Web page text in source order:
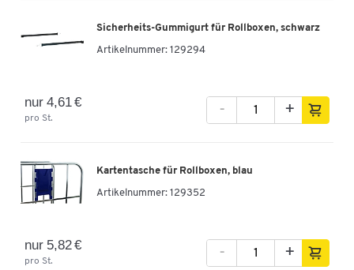
Sicherheits-Gummigurt für Rollboxen, schwarz
Artikelnummer: 129294
nur 4,61 €
pro St.
- +
Kartentasche für Rollboxen, blau
Artikelnummer: 129352
nur 5,82 €
pro St.
- +